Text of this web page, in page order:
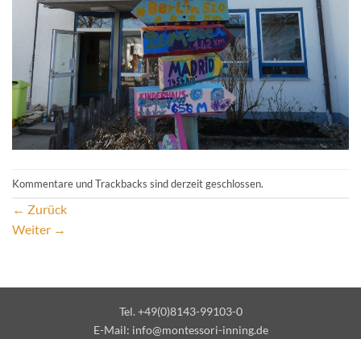
Kommentare und Trackbacks sind derzeit geschlossen.
← Zurück
Weiter →
Tel. +49(0)8143-99103-0
E-Mail: info@montessori-inning.de